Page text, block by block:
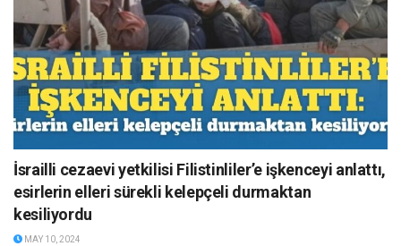
İsrailli cezaevi yetkilisi Filistinliler’e işkenceyi anlattı,
esirlerin elleri sürekli kelepçeli durmaktan
kesiliyordu
MAY 10, 2024